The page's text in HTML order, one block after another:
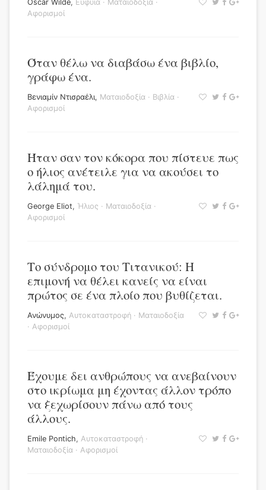
Oscar Wilde, Ευφυΐα · Ματαιοδοξία ·
Αφορισμοί
Όταν θέλω να διαβάσω ένα βιβλίο,
γράφω ένα.
Βενιαμίν Ντισραέλι, Ματαιοδοξία · Βιβλία ·
Αφορισμοί
Ήταν σαν τον κόκορα που πίστευε πως
ο ήλιος ανέτειλε για να ακούσει το
λάλημά του.
George Eliot, Ήλιος · Ματαιοδοξία ·
Αφορισμοί
Το σύνδρομο του Τιτανικού: Η
επιμονή να θέλει κανείς να είναι
πρώτος σε ένα πλοίο που βυθίζεται.
Ανώνυμος, Αυτοκαταστροφή · Ματαιοδοξία
· Αφορισμοί
Έχουμε δει ανθρώπους να ανεβαίνουν
στο ικρίωμα μη έχοντας άλλον τρόπο
να ξεχωρίσουν πάνω από τους
άλλους.
Emile Pontich, Αυτοκαταστροφή ·
Ματαιοδοξία · Αφορισμοί